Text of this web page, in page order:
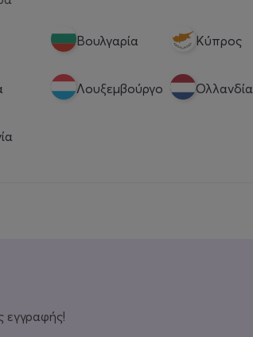
Βουλγαρία Κύπρος
Λουξεμβούργο Ολλανδία
εγγραφής!